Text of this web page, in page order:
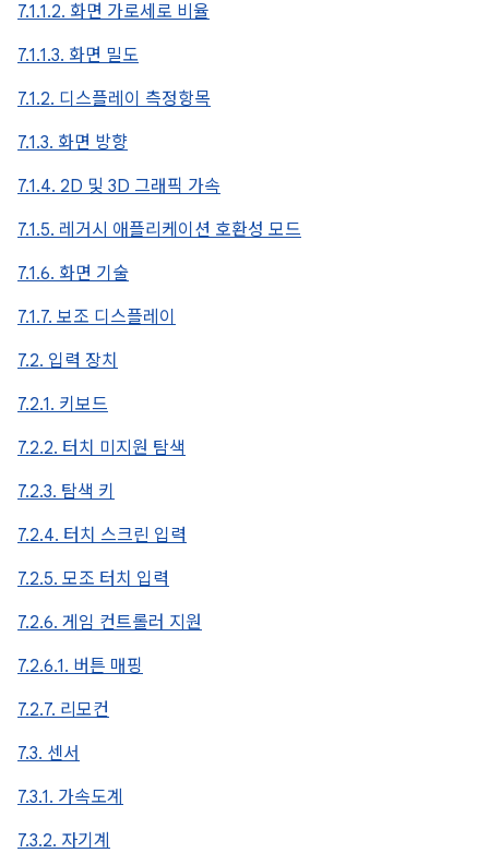
7.1.1.2. 화면 가로세로 비율
7.1.1.3. 화면 밀도
7.1.2. 디스플레이 측정항목
7.1.3. 화면 방향
7.1.4. 2D 및 3D 그래픽 가속
7.1.5. 레거시 애플리케이션 호환성 모드
7.1.6. 화면 기술
7.1.7. 보조 디스플레이
7.2. 입력 장치
7.2.1. 키보드
7.2.2. 터치 미지원 탐색
7.2.3. 탐색 키
7.2.4. 터치 스크린 입력
7.2.5. 모조 터치 입력
7.2.6. 게임 컨트롤러 지원
7.2.6.1. 버튼 매핑
7.2.7. 리모컨
7.3. 센서
7.3.1. 가속도계
7.3.2. 자기계